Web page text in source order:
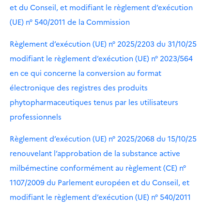
et du Conseil, et modifiant le règlement d’exécution
(UE) n° 540/2011 de la Commission
Règlement d’exécution (UE) n° 2025/2203 du 31/10/25
modifiant le règlement d’exécution (UE) n° 2023/564
en ce qui concerne la conversion au format
électronique des registres des produits
phytopharmaceutiques tenus par les utilisateurs
professionnels
Règlement d’exécution (UE) n° 2025/2068 du 15/10/25
renouvelant l’approbation de la substance active
milbémectine conformément au règlement (CE) n°
1107/2009 du Parlement européen et du Conseil, et
modifiant le règlement d’exécution (UE) n° 540/2011